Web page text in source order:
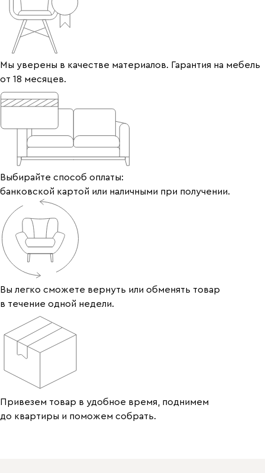
Мы уверены в качестве материалов. Гарантия на мебель
от 18 месяцев.
Выбирайте способ оплаты:
банковской картой или наличными при получении.
Вы легко сможете вернуть или обменять товар
в течение одной недели.
Привезем товар в удобное время, поднимем
до квартиры и поможем собрать.